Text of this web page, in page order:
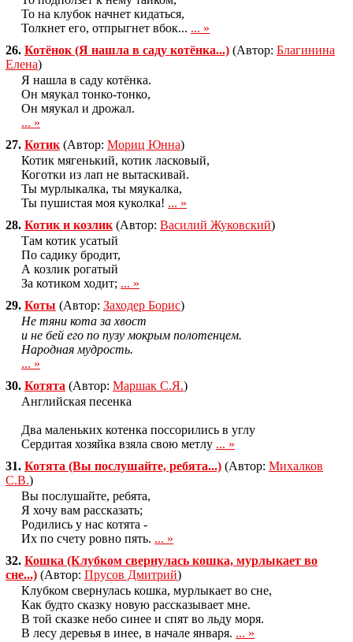
То на клубок начнет кидаться,
Толкнет его, отпрыгнет вбок... ... »
26. Котёнок (Я нашла в саду котёнка...) (Автор: Благинина
Елена)
Я нашла в саду котёнка.
Он мяукал тонко-тонко,
Он мяукал и дрожал.
... »
27. Котик (Автор: Мориц Юнна)
Котик мягенький, котик ласковый,
Коготки из лап не вытаскивай.
Ты мypлыкалка, ты мяyкалка,
Ты пyшистая моя кyколка! ... »
28. Котик и козлик (Автор: Василий Жуковский)
Там котик усатый
По садику бродит,
А козлик рогатый
За котиком ходит; ... »
29. Коты (Автор: Заходер Борис)
Hе тяни кота за хвост
и не бей его по пузу мокpым полотенцем.
Hаpодная мудpость.
... »
30. Котята (Автор: Маршак С.Я.)
Английская песенка
Два маленьких котенка поссорились в yглy
Сердитая хозяйка взяла свою метлy ... »
31. Котята (Вы послушайте, ребята...) (Автор: Михалков
С.В.)
Вы послушайте, ребята,
Я хочу вам рассказать;
Родились у нас котята -
Их по счету ровно пять. ... »
32. Кошка (Клубком свернулась кошка, мурлыкает во
сне...) (Автор: Прусов Дмитрий)
Клубком свернулась кошка, мурлыкает во сне,
Как будто сказку новую рассказывает мне.
В той сказке небо синее и спят во льду моря.
В лесу деревья в инее, в начале января. ... »